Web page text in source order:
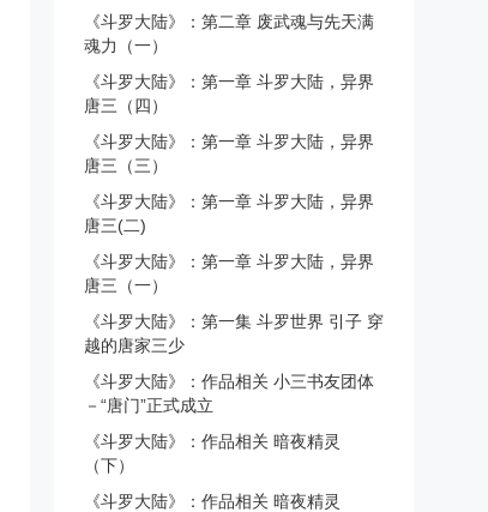
《斗罗大陆》：第二章 废武魂与先天满
魂力（一）
《斗罗大陆》：第一章 斗罗大陆，异界
唐三（四）
《斗罗大陆》：第一章 斗罗大陆，异界
唐三（三）
《斗罗大陆》：第一章 斗罗大陆，异界
唐三(二)
《斗罗大陆》：第一章 斗罗大陆，异界
唐三（一）
《斗罗大陆》：第一集 斗罗世界 引子 穿
越的唐家三少
《斗罗大陆》：作品相关 小三书友团体
－“唐门”正式成立
《斗罗大陆》：作品相关 暗夜精灵
（下）
《斗罗大陆》：作品相关 暗夜精灵